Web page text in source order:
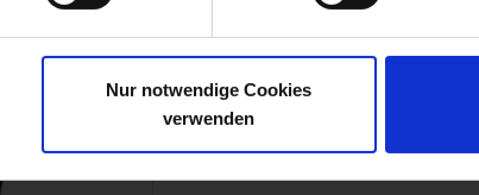
Nur notwendige Cookies
verwenden